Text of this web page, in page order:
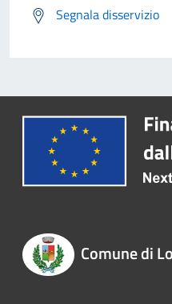
Segnala disservizio
Comune di